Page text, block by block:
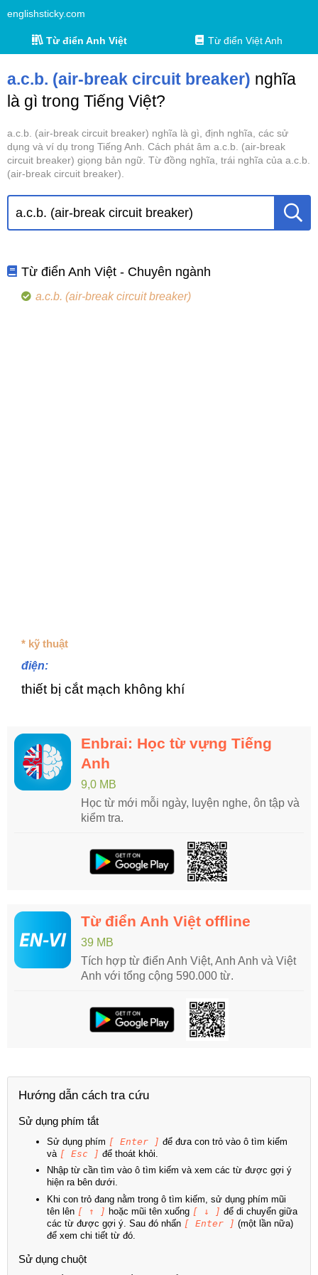
englishsticky.com
Từ điển Anh Việt Từ điển Việt Anh
a.c.b. (air-break circuit breaker) nghĩa
là gì trong Tiếng Việt?
a.c.b. (air-break circuit breaker) nghĩa là gì, định nghĩa, các sử
dụng và ví dụ trong Tiếng Anh. Cách phát âm a.c.b. (air-break
circuit breaker) giọng bản ngữ. Từ đồng nghĩa, trái nghĩa của a.c.b.
(air-break circuit breaker).
Từ điển Anh Việt - Chuyên ngành
a.c.b. (air-break circuit breaker)
* kỹ thuật
điện:
thiết bị cắt mạch không khí
Enbrai: Học từ vựng Tiếng
Anh
9,0 MB
Học từ mới mỗi ngày, luyện nghe, ôn tập và
kiểm tra.
Từ điển Anh Việt offline
39 MB
Tích hợp từ điển Anh Việt, Anh Anh và Việt
Anh với tổng cộng 590.000 từ.
Hướng dẫn cách tra cứu
Sử dụng phím tắt
Sử dụng phím [ Enter ] để đưa con trỏ vào ô tìm kiếm
và [ Esc ] để thoát khỏi.
Nhập từ cần tìm vào ô tìm kiếm và xem các từ được gợi ý
hiện ra bên dưới.
Khi con trỏ đang nằm trong ô tìm kiếm, sử dụng phím mũi
tên lên [ ↑ ] hoặc mũi tên xuống [ ↓ ] để di chuyển giữa
các từ được gợi ý. Sau đó nhấn [ Enter ] (một lần nữa)
để xem chi tiết từ đó.
Sử dụng chuột